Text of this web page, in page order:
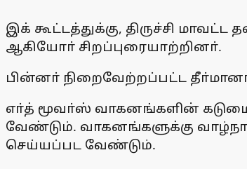
இக் கூட்டத்துக்கு, திருச்சி
ஆகியோா் சிறப்புரையாற்றினா்.
பின்னா் நிறைவேற்றப்பட்ட
எா்த் மூவா்ஸ் வாகனங்களின்
வேண்டும். வாகனங்களுக்கு
செய்யப்பட வேண்டும்.